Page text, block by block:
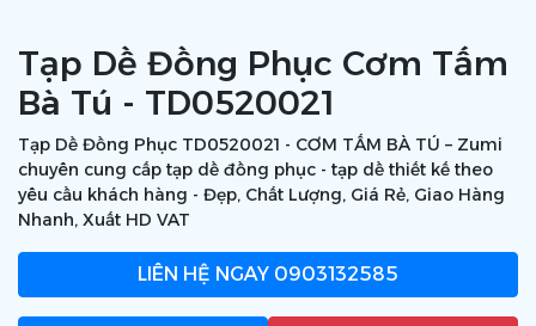
Tạp Dề Đồng Phục Cơm Tấm
Bà Tú - TD0520021
Tạp Dề Đồng Phục TD0520021 - CƠM TẤM BÀ TÚ – Zumi
chuyên cung cấp tạp dề đồng phục - tạp dề thiết kế theo
yêu cầu khách hàng - Đẹp, Chất Lượng, Giá Rẻ, Giao Hàng
Nhanh, Xuất HD VAT
LIÊN HỆ NGAY 0903132585